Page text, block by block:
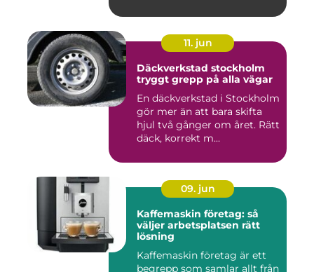
11. jun
Däckverkstad stockholm
tryggt grepp på alla vägar
En däckverkstad i Stockholm
gör mer än att bara skifta
hjul två gånger om året. Rätt
däck, korrekt m...
09. jun
Kaffemaskin företag: så
väljer arbetsplatsen rätt
lösning
Kaffemaskin företag är ett
begrepp som samlar allt från